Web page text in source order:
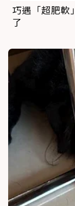
巧遇「超肥軟
了